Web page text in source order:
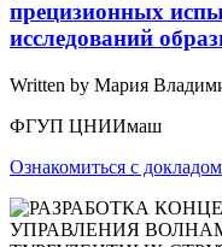
прецизионных
исследований
Written by Мария
ФГУП ЦНИИмаш
Ознакомиться с докладом